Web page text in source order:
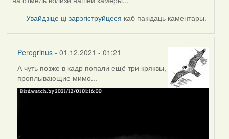
Увайдзіце цізарэгіструйцеся каб пакідаць каментары.
Peregrinus - 01.12.2021 - 01:21
In
reply
to
А чуть позже в кадр попали ещё три кряквы,
проплывающие мимо...